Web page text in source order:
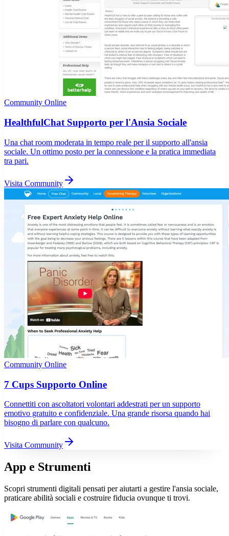
Community Online
HealthfulChat Supporto per l'Ansia Sociale
Una chat room moderata in tempo reale per il supporto all'ansia
sociale. Un ottimo posto per la connessione e la pratica immediata
tra pari.
Visita Community
Community Online
7 Cups Supporto Online
Connettiti con ascoltatori volontari addestrati per un supporto
emotivo gratuito e confidenziale. Una grande risorsa quando hai
bisogno di parlare con qualcuno.
Visita Community
App e Strumenti
Scopri strumenti digitali pensati per aiutarti a gestire l'ansia sociale,
praticare abilità sociali e costruire fiducia ovunque ti trovi.